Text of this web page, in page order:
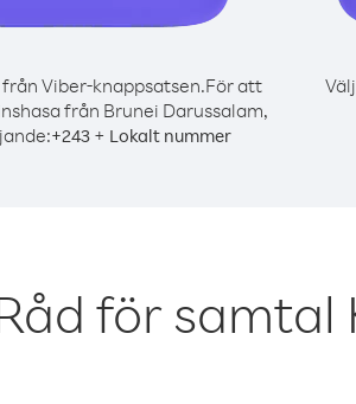
Viber-knappsatsen.För att
från Brunei Darussalam,
+243 + Lokalt nummer
för samtal